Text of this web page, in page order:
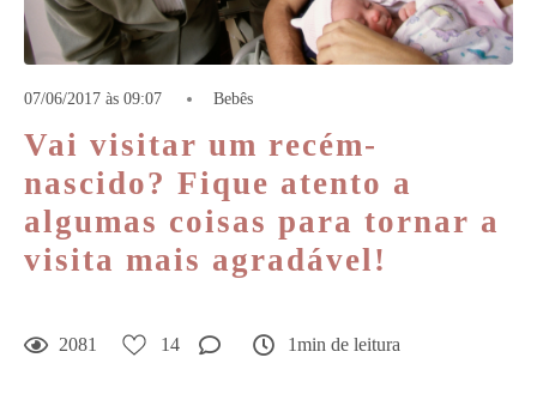
07/06/2017 às 09:07 Bebês
Vai visitar um recém-
nascido? Fique atento a
algumas coisas para tornar a
visita mais agradável!
2081 14 1min de leitura